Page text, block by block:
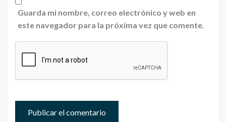
Guarda mi nombre, correo electrónico y web en
este navegador para la próxima vez que comente.